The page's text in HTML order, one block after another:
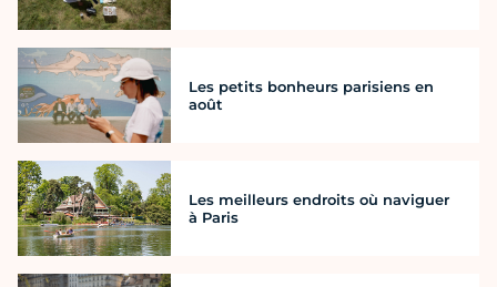
Les petits bonheurs parisiens en
août
Les meilleurs endroits où naviguer
à Paris